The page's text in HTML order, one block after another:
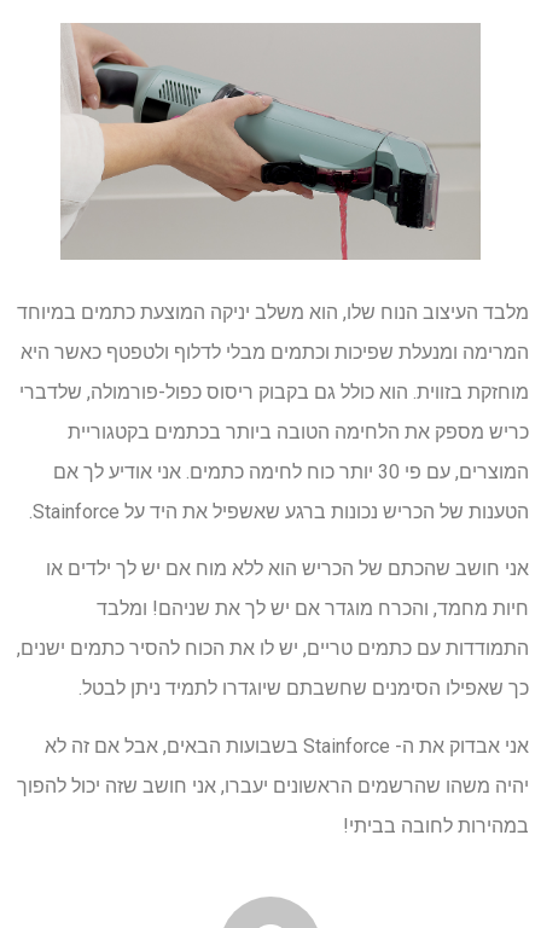
מלבד העיצוב הנוח שלו, הוא משלב יניקה המוצעת כתמים במיוחד
המרימה ומנעלת שפיכות וכתמים מבלי לדלוף ולטפטף כאשר היא
מוחזקת בזווית. הוא כולל גם בקבוק ריסוס כפול-פורמולה, שלדברי
כריש מספק את הלחימה הטובה ביותר בכתמים בקטגוריית
המוצרים, עם פי 30 יותר כוח לחימה כתמים. אני אודיע לך אם
הטענות של הכריש נכונות ברגע שאשפיל את היד על Stainforce.
אני חושב שהכתם של הכריש הוא ללא מוח אם יש לך ילדים או
חיות מחמד, והכרח מוגדר אם יש לך את שניהם! ומלבד
התמודדות עם כתמים טריים, יש לו את הכוח להסיר כתמים ישנים,
כך שאפילו הסימנים שחשבתם שיוגדרו לתמיד ניתן לבטל.
אני אבדוק את ה- Stainforce בשבועות הבאים, אבל אם זה לא
יהיה משהו שהרשמים הראשונים יעברו, אני חושב שזה יכול להפוך
במהירות לחובה בביתי!